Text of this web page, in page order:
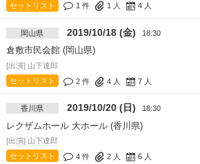
セットリスト
1 件 1 人 4人
岡山県 2019/10/18 (金) 18:30
倉敷市民会館 (岡山県)
[出演] 山下達郎
セットリスト
2 件 4人 7人
香川県 2019/10/20 (日) 18:30
レクザムホール 大ホール (香川県)
[出演] 山下達郎
セットリスト
4 件 2人 6人